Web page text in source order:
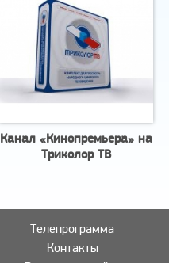
Канал «Кинопремьера» на
Триколор ТВ
Телепрограмма
Контакты